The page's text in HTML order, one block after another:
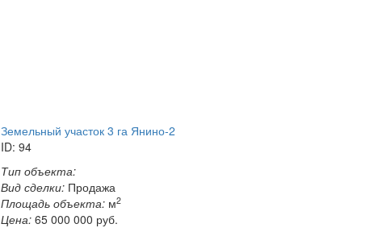
Земельный участок 3 га Янино-2
ID: 94
Тип объекта:
Вид сделки: Продажа
Площадь объекта: м2
Цена: 65 000 000 руб.